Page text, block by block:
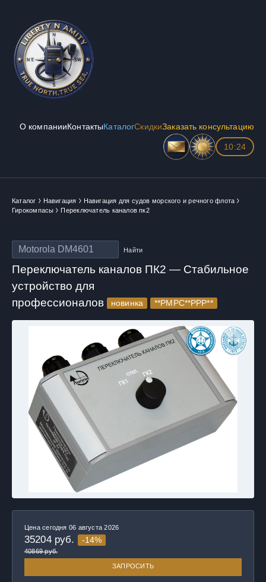
О компании Контакты КаталогСкидкиЗаказать консультацию
10:24
Каталог Навигация
Навигация для судов морского и речного флота
Гирокомпасы
Переключатель каналов пк2
Найти
Переключатель каналов ПК2 — Стабильное
устройство для
профессионалов
новинка **РМРС**РРР**
Цена сегодня 06 августа 2026
35204руб. -14%
40869 руб.
ЗАПРОСИТЬ